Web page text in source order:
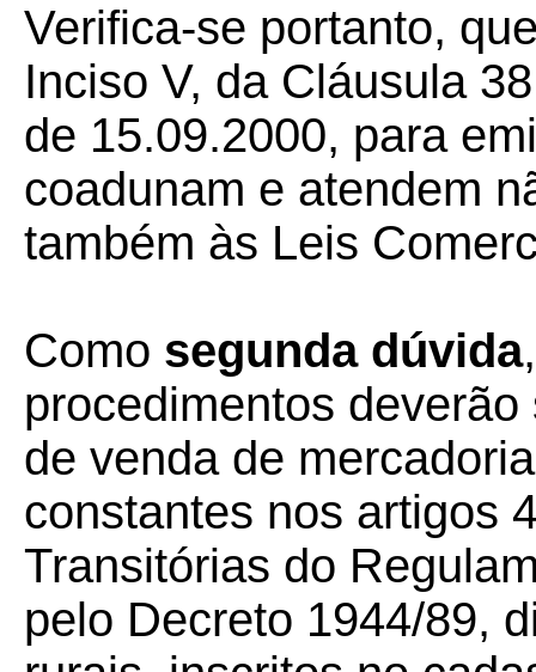
Verifica-se portanto,
Inciso V, da Cláusula
de 15.09.2000, para
coadunam e atendem
também às Leis
Como segunda dúvida
procedimentos
de venda de
constantes nos artigos
Transitórias do
pelo Decreto 1944/89,